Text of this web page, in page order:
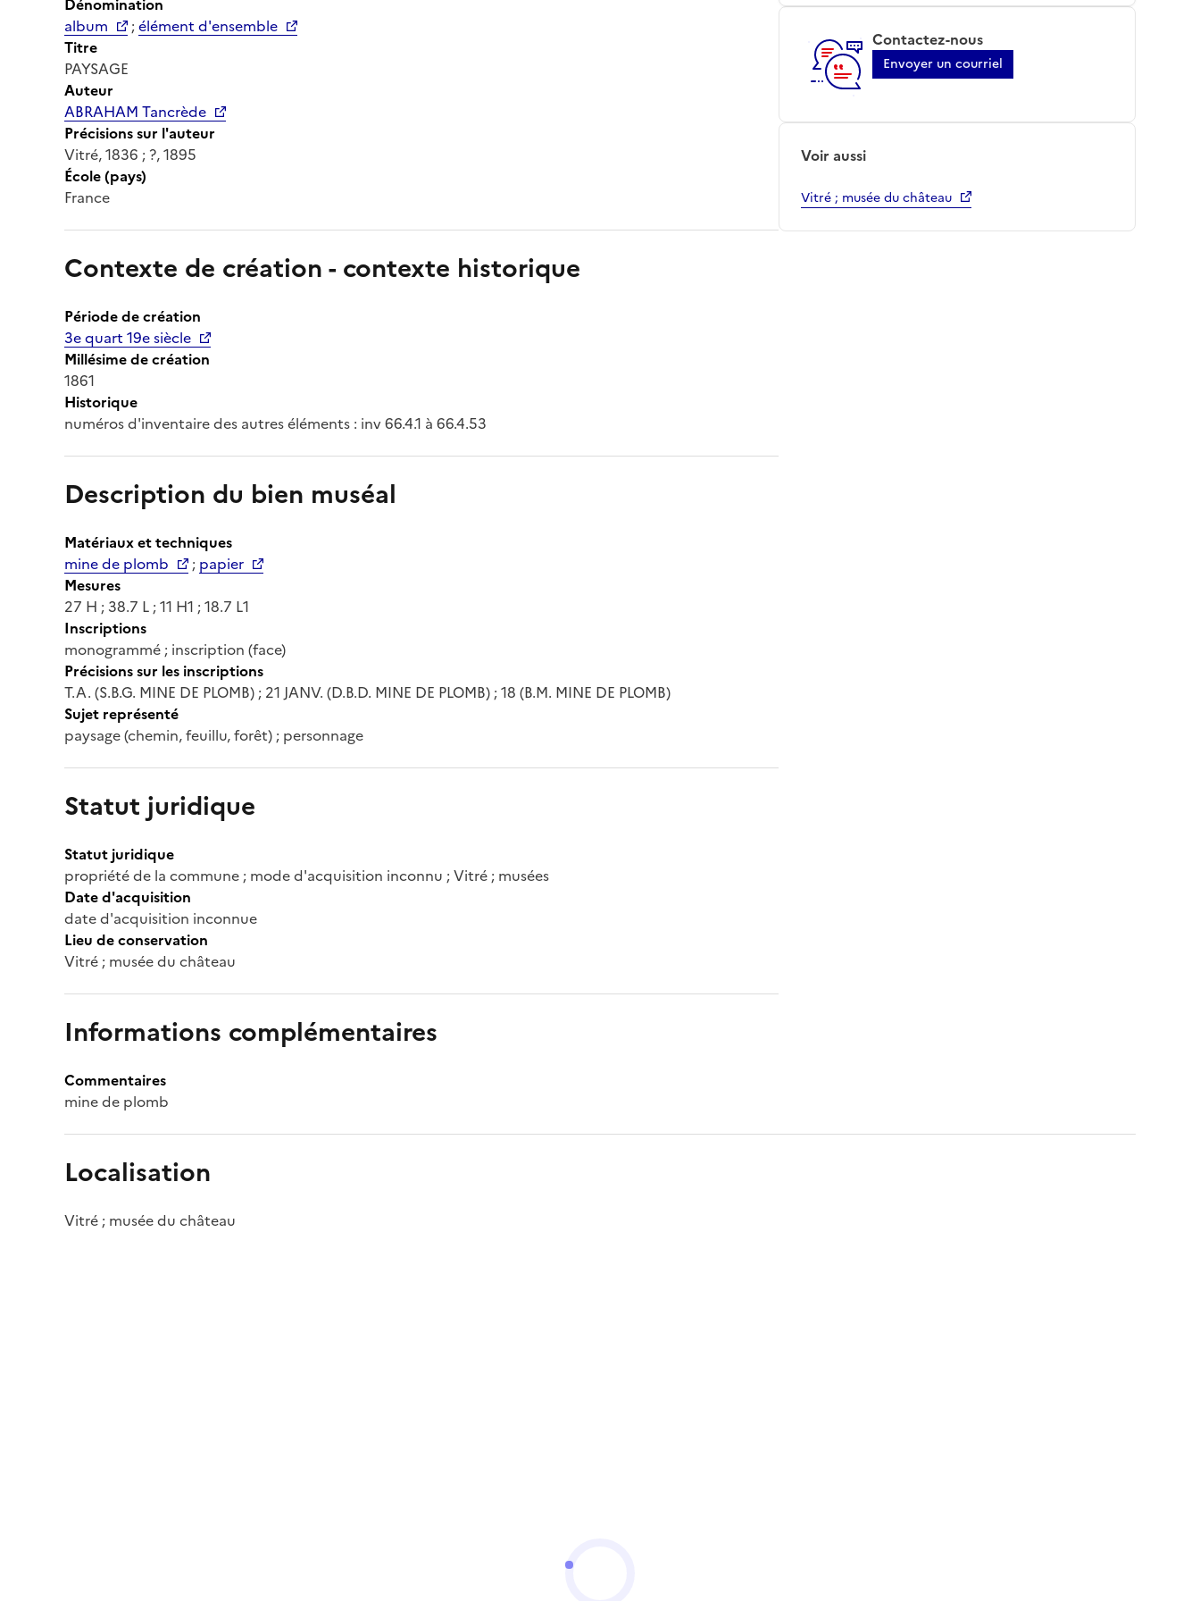
album
;élément d'ensemble
Titre
PAYSAGE
Auteur
ABRAHAM Tancrède
Précisions sur l'auteur
Vitré, 1836 ; ?, 1895
École (pays)
France
Contexte de création - contexte historique
Période de création
3e quart 19e siècle
Millésime de création
1861
Historique
numéros d'inventaire des autres éléments : inv 66.4.1 à 66.4.53
Description du bien muséal
Matériaux et techniques
mine de plomb
; papier
Mesures
27 H ; 38.7 L ; 11 H1 ; 18.7 L1
Inscriptions
monogrammé ; inscription (face)
Précisions sur les inscriptions
T.A. (S.B.G. MINE DE PLOMB) ; 21 JANV. (D.B.D. MINE DE PLOMB) ; 18 (B.M. MINE DE PLOMB)
Sujet représenté
paysage (chemin, feuillu, forêt) ; personnage
Statut juridique
Statut juridique
propriété de la commune ; mode d'acquisition inconnu ; Vitré ; musées
Date d'acquisition
date d'acquisition inconnue
Lieu de conservation
Vitré ; musée du château
Informations complémentaires
Commentaires
mine de plomb
Contactez-nous
Envoyer un courriel
Voir aussi
Vitré ; musée du château
Localisation
Vitré ; musée du château